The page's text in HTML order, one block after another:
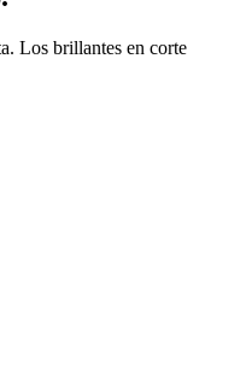
Los brillantes en corte